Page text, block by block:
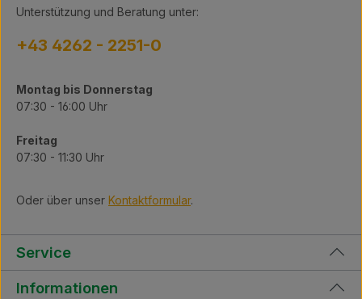
Unterstützung und Beratung unter:
+43 4262 - 2251-0
Montag bis Donnerstag
07:30 - 16:00 Uhr
Freitag
07:30 - 11:30 Uhr
Oder über unser Kontaktformular.
Service
Informationen